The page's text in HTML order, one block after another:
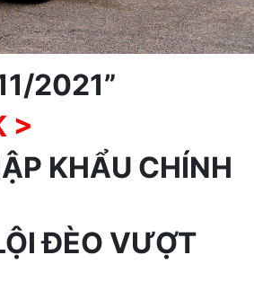
2021”
>
KHẨU CHÍNH
ĐÈO VƯỢT